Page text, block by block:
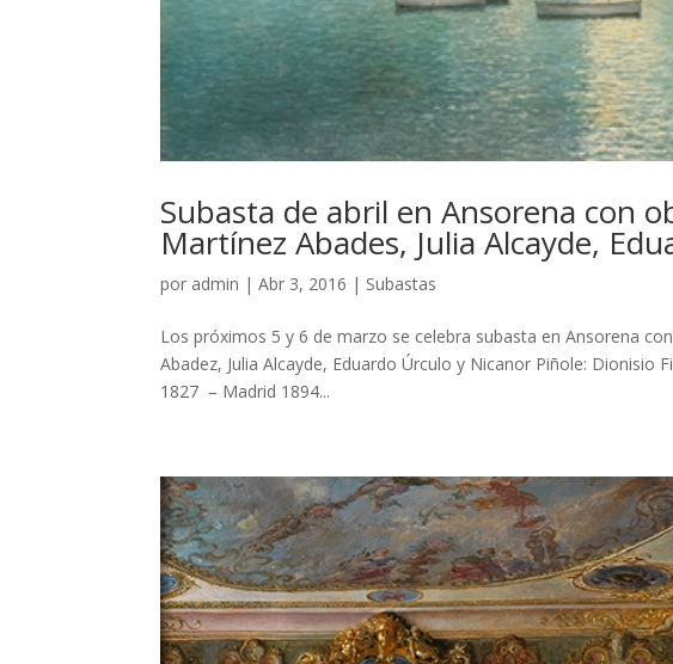
Subasta de abril en Ansorena con
Martínez Abades, Julia Alcayde,
por admin |Abr 3, 2016 | Subastas
Los próximos 5 y 6 de marzo se celebra subasta en Ansorena
Abadez, Julia Alcayde, Eduardo Úrculo y Nicanor Piñole:
1827 – Madrid 1894...